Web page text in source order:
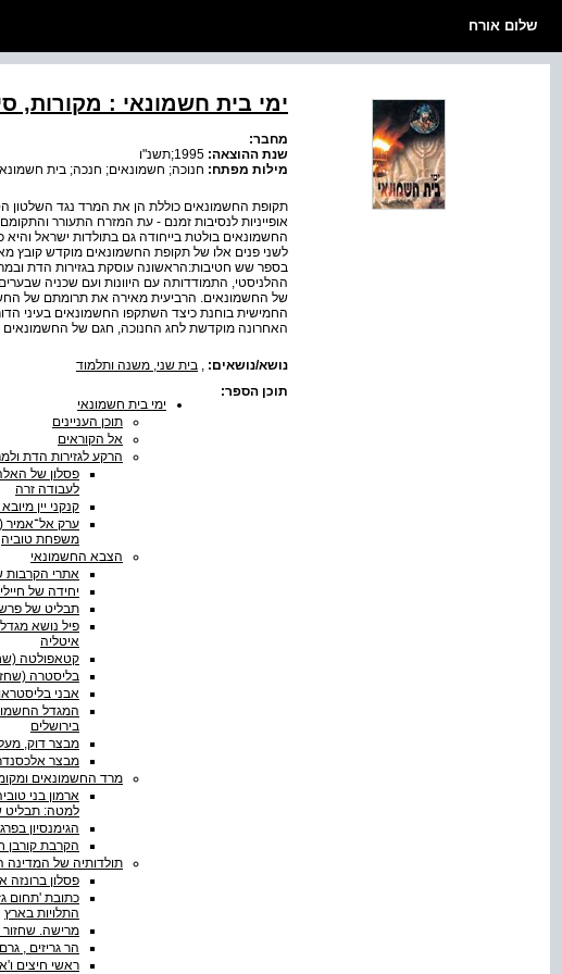
שלום אורח
ימי בית חשמונאי : מקורות,
מחבר:
שנת ההוצאה:
מילות מפתח: חנוכה; חשמונאים; חנכה; בית
תקופת החשמונאים כוללת הן את המרד נגד השלטון
אופייניות לנסיבות זמנם - עת המזרח התעורר
החשמונאים בולטת בייחודה גם בתולדות ישראל
לשני פנים אלו של תקופת החשמונאים מוקדש קובץ
בספר שש חטיבות:הראשונה עוסקת בגזירות הדת
ההלניסטי, התמודדותה עם היוונות ועם שכניה
של החשמונאים. הרביעית מאירה את תרומתם של
החמישית בוחנת כיצד השתקפו החשמונאים בעיני
האחרונה מוקדשת לחג החנוכה, חגם של החשמונאים
נושא/נושאים:
בית שני, משנה ותלמוד
תוכן הספר:
ימי בית חשמונאי
תוכן העניינים
אל הקוראים
הרקע לגזירות הדת
פסלון של
לעבודה זרה
קנקני יין
משפחת טוביה
הצבא החשמונאי
אתרי הקרבות
יחידה של
תבליט של
פיל נושא
איטליה
קטאפולטה
בליסטרה
אבני
המגדל
בירושלים
מבצר דוק,
מבצר
מרד החשמונאים
ארמון בני
למטה: תבליט
הגימנסיון
הקרבת קורבן
תולדותיה של המדינה
פסלון ברונזה
התלויות בארץ
מרישה.
הר גריזים ,
ראשי חיצים